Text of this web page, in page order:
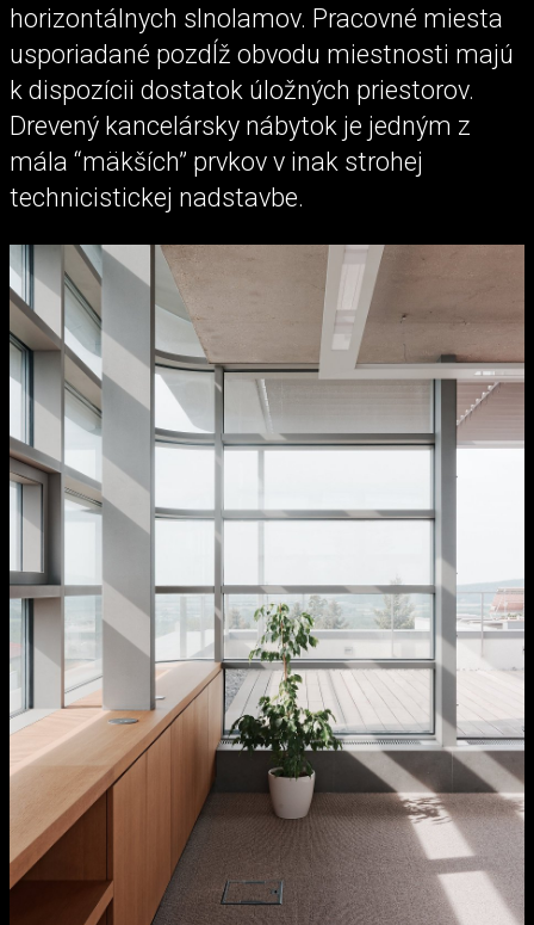
horizontálnych slnolamov. Pracovné miesta
usporiadané pozdĺž obvodu miestnosti majú
k dispozícii dostatok úložných priestorov.
Drevený kancelársky nábytok je jedným z
mála “mäkších” prvkov v inak strohej
technicistickej nadstavbe.